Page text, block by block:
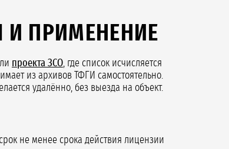
ПРИМЕНЕНИЕ
проекта ЗСО, где список исчисляется
из архивов ТФГИ самостоятельно.
удалённо, без выезда на объект.
не менее срока действия лицензии